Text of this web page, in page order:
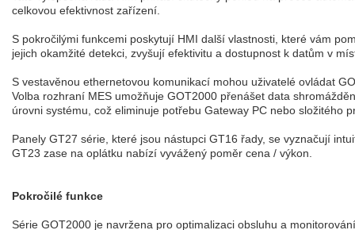
celkovou efektivnost zařízení.
S pokročilými funkcemi poskytují HMI další vlastnosti, které vám
jejich okamžité detekci, zvyšují efektivitu a dostupnost k datům v
S vestavěnou ethernetovou komunikací mohou uživatelé ovládat
Volba rozhraní MES umožňuje GOT2000 přenášet data
úrovni systému, což eliminuje potřebu Gateway PC nebo složitého
Panely GT27 série, které jsou nástupci GT16 řady, se vyznačují
GT23 zase na oplátku nabízí vyvážený poměr cena / výkon.
Pokročilé funkce
Série GOT2000 je navržena pro optimalizaci obsluhu a